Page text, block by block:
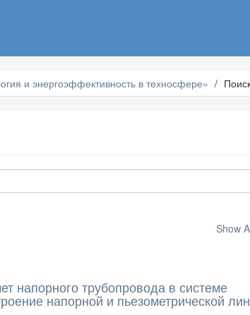
и энергоэффективность в техносфере»
Show
напорного трубопровода в системе
напорной и пьезометрической